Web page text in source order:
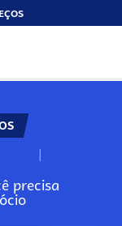
N
precisa